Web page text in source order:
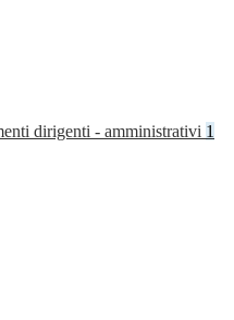
dirigenti - amministrativi 1